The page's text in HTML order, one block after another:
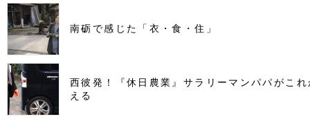
南砺で感じた「衣・食・住」
西彼発！『休日農業』サラリーマンパパがこ
える